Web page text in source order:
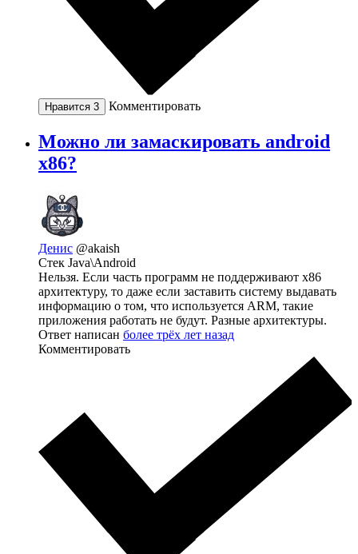
Нравится 3 Комментировать
Можно ли замаскировать android
x86?
Денис @akaish
Стек Java\Android
Нельзя. Если часть программ не поддерживают x86
архитектуру, то даже если заставить систему выдавать
информацию о том, что используется ARM, такие
приложения работать не будут. Разные архитектуры.
Ответ написан более трёх лет назад
Комментировать